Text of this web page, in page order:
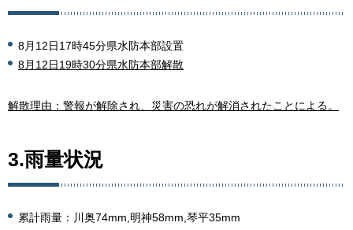
8月12日17時45分県水防本部設置
8月12日19時30分県水防本部解散
解散理由：警報が解除され、災害の恐れが解消されたことによる。
3.雨量状況
累計雨量：川奥74mm,明神58mm,琴平35mm